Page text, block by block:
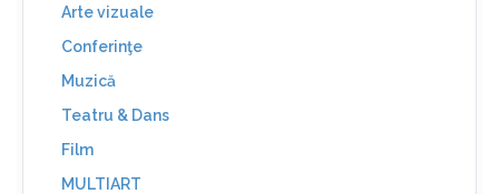
Arte vizuale
Conferinţe
Muzică
Teatru & Dans
Film
MULTIART